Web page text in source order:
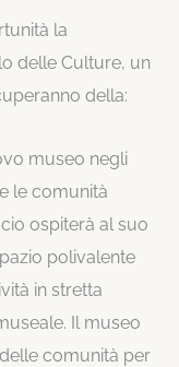
la
delle Culture, un
della:
museo negli
le comunità
ospiterà al suo
polivalente
in stretta
Il museo
comunità per